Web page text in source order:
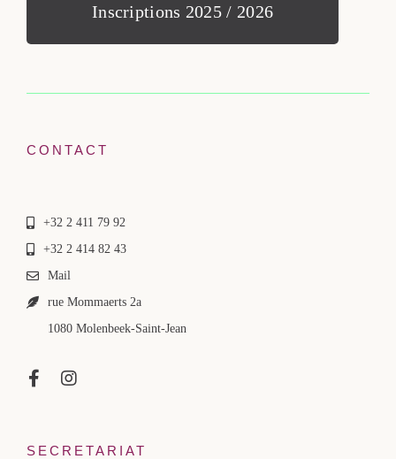
Inscriptions 2025 / 2026
CONTACT
+32 2 411 79 92
+32 2 414 82 43
Mail
rue Mommaerts 2a
1080 Molenbeek-Saint-Jean
SECRETARIAT